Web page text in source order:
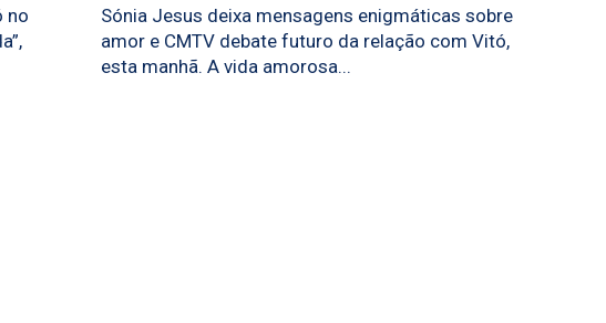
no
Sónia Jesus deixa mensagens enigmáticas sobre
amor e CMTV debate futuro da relação com Vitó,
esta manhã. A vida amorosa...